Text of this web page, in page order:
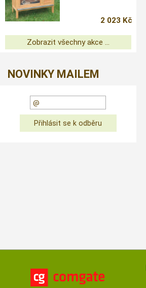
2 023 Kč
Zobrazit všechny akce ...
NOVINKY MAILEM